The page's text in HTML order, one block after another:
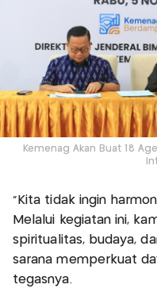
Kemenag Akan Buat 18
“Kita tidak ingin
Melalui kegiatan ini,
spiritualitas, budaya,
sarana memperkuat
tegasnya.